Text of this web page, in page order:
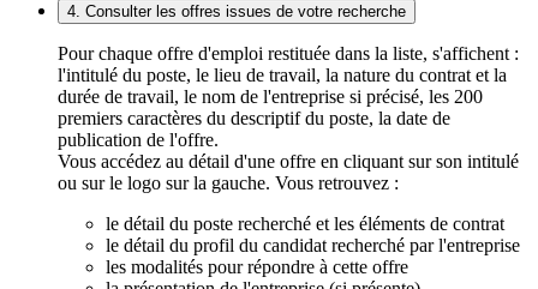
4. Consulter les offres issues de votre recherche
Pour chaque offre d'emploi restituée dans la liste, s'affichent :
l'intitulé du poste, le lieu de travail, la nature du contrat et la
durée de travail, le nom de l'entreprise si précisé, les 200
premiers caractères du descriptif du poste, la date de
publication de l'offre.
Vous accédez au détail d'une offre en cliquant sur son intitulé
ou sur le logo sur la gauche. Vous retrouvez :
le détail du poste recherché et les éléments de contrat
le détail du profil du candidat recherché par l'entreprise
les modalités pour répondre à cette offre